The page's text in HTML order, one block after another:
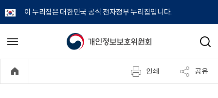
이 누리집은 대한민국 공식 전자정부 누리집입니다.
개
정
메
기
검
인쇄 공유